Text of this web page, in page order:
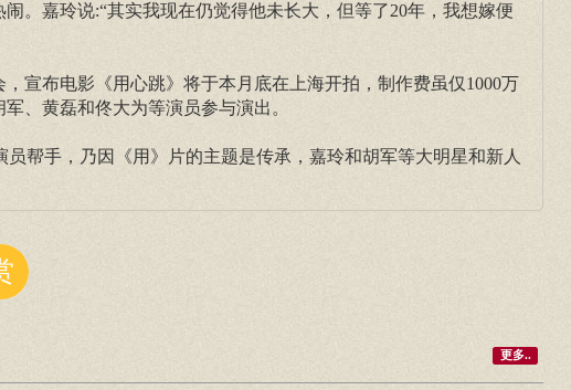
。嘉玲说:“其实我现在仍觉得他未长大，但等了20年，我想嫁便
宣布电影《用心跳》将于本月底在上海开拍，制作费虽仅1000万
、黄磊和佟大为等演员参与演出。
帮手，乃因《用》片的主题是传承，嘉玲和胡军等大明星和新人
更多..